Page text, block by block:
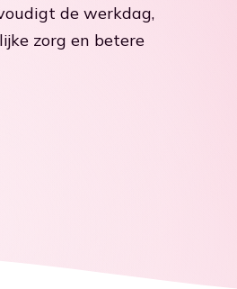
Ga naar Kennisbank
de werkdag,
zorg en betere